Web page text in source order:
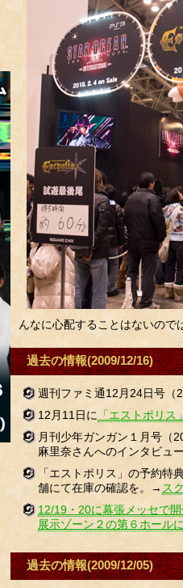
んなに心配することはないので
過去の情報(2009/12/16)
週刊ファミ通12月24日号（
12月11日に
「エストポリス
月刊少年ガンガン１月号（
麻里奈さんへのインタビュ
「エストポリス」の予約特
舗にて在庫の確認を。→ ス
12/19・20に幕張メッセで
展示ゾーン２の第６ホール
過去の情報(2009/12/05)